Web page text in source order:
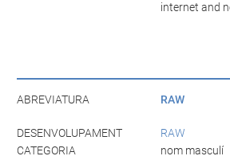
internet and
ABREVIATURA RAW
DESENVOLUPAMENT
RAW
CATEGORIA
nom masculí